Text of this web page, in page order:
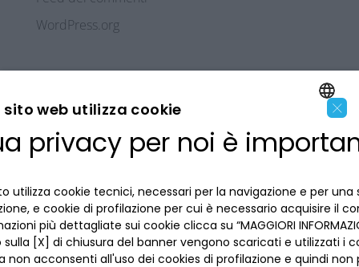
WordPress.org
LA BANCA
Dove siamo
INFORMAZIONI PER IL CLIENTE
Privacy
ACCESSIBILITÀ E APP
ENGLISH
×
sito web utilizza cookie
privacy per noi è
utilizza cookie tecnici, necessari per la navigazione e per una
e cookie di profilazione per cui è necessario acquisire il
più dettagliate sui cookie clicca su “MAGGIORI
[X] di chiusura del banner vengono scaricati e utilizzati i
non acconsenti all'uso dei cookies di profilazione e quindi non